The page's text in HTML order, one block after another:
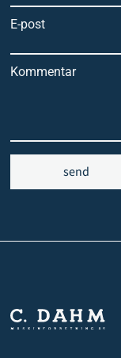
E-post
Kommentar
send